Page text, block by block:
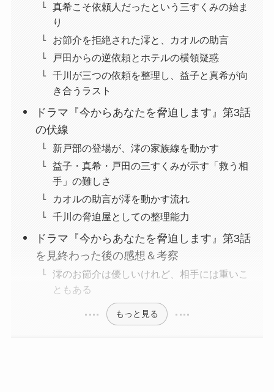
真希こそ依頼人だったという三すくみの始ま
り
お節介を拒絶された澪と、カオルの助言
戸田からの逆依頼とホテルの横領疑惑
千川が三つの依頼を整理し、益子と真希が向
き合うラスト
ドラマ『今からあなたを脅迫します』第3話
の伏線
新戸部の登場が、澪の家族線を動かす
益子・真希・戸田の三すくみが示す「救う相
手」の難しさ
カオルの助言が澪を動かす流れ
千川の脅迫屋としての整理能力
ドラマ『今からあなたを脅迫します』第3話
を見終わった後の感想＆考察
澪のお節介は優しいけれど、相手には重いこ
ともある
もっと見る